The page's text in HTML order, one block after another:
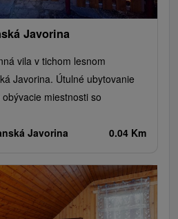
Javorina
vila v tichom lesnom
Javorina. Útulné ubytovanie
miestnosti so
Javorina 0.04 Km